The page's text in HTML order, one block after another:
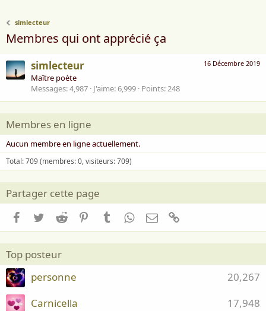
simlecteur
Membres qui ont apprécié ça
16 Décembre 2019
simlecteur
Maître poète
Messages 4,987 J'aime 6,999 Points 248
Membres en ligne
Aucun membre en ligne actuellement.
Total: 709 (membres: 0, visiteurs: 709)
Partager cette page
Facebook
TwitterReddit PinterestTumblrWhatsApp
Email
Top posteur
20,267
personne
17,948
Carnicella